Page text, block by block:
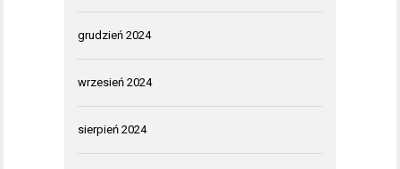
grudzień 2024
wrzesień 2024
sierpień 2024